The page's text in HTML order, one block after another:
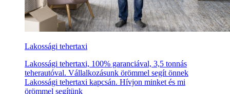
Lakossági tehertaxi
Lakossági tehertaxi, 100% garanciával, 3,5 tonnás
teherautóval. Vállalkozásunk örömmel segít önnek
Lakossági tehertaxi kapcsán. Hívjon minket és mi
örömmel segítünk